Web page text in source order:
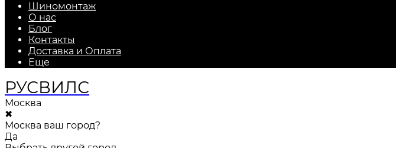
Шиномонтаж
О нас
Блог
Контакты
Доставка и Оплата
Еще
РУСВИЛС
Москва
✖
Москва ваш город?
Да